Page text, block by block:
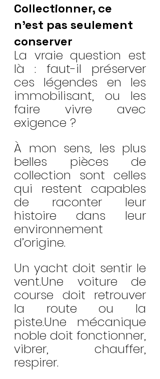
Collectionner, ce
n’est pas seulement
conserver
La vraie question est
là : faut-il préserver
ces légendes en les
immobilisant, ou les
faire vivre avec
exigence ?
À mon sens, les plus
belles pièces de
collection sont celles
qui restent capables
de raconter leur
histoire dans leur
environnement
d’origine.
Un yacht doit sentir le
vent.Une voiture de
course doit retrouver
la route ou la
piste.Une mécanique
noble doit fonctionner,
vibrer, chauffer,
respirer.